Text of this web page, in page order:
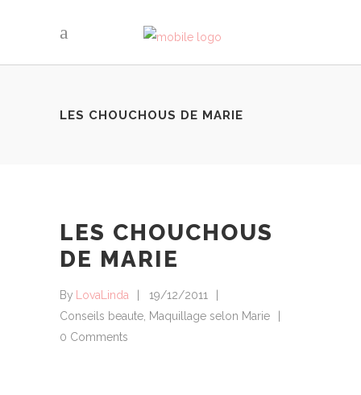
LES CHOUCHOUS DE MARIE
LES CHOUCHOUS
DE MARIE
By LovaLinda
19/12/2011
Conseils beaute, Maquillage selon Marie
0 Comments